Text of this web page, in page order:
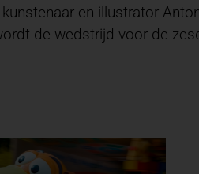
en illustrator
de wedstrijd voor de